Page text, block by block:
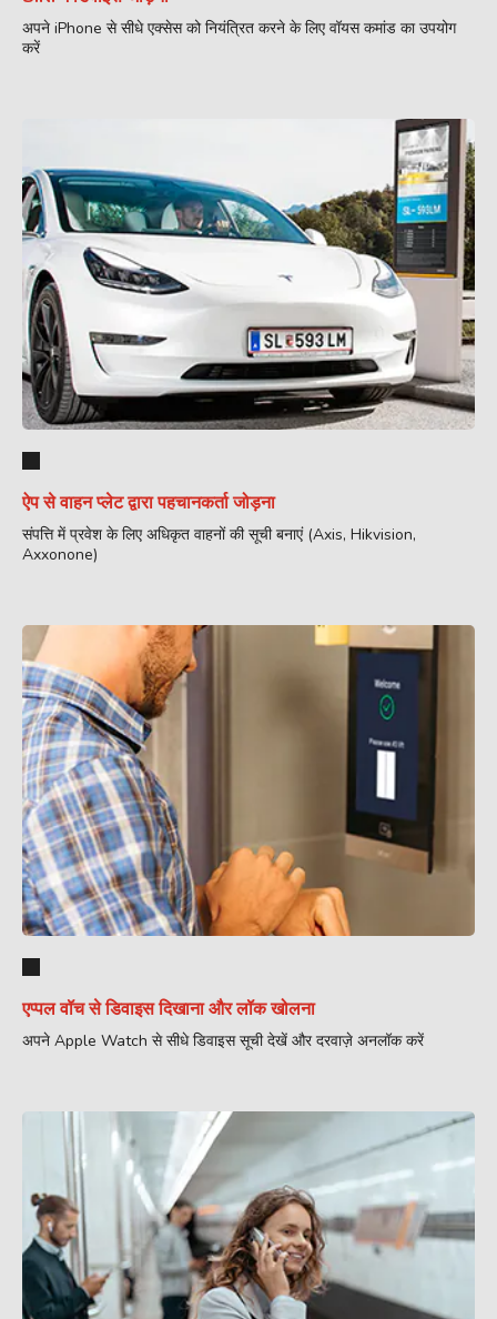
अपने iPhone से सीधे एक्सेस को नियंत्रित करने के लिए वॉयस कमांड का उपयोग
करें
ऐप से वाहन प्लेट द्वारा पहचानकर्ता जोड़ना
संपत्ति में प्रवेश के लिए अधिकृत वाहनों की सूची बनाएं (Axis, Hikvision,
Axxonone)
एप्पल वॉच से डिवाइस दिखाना और लॉक खोलना
अपने Apple Watch से सीधे डिवाइस सूची देखें और दरवाज़े अनलॉक करें